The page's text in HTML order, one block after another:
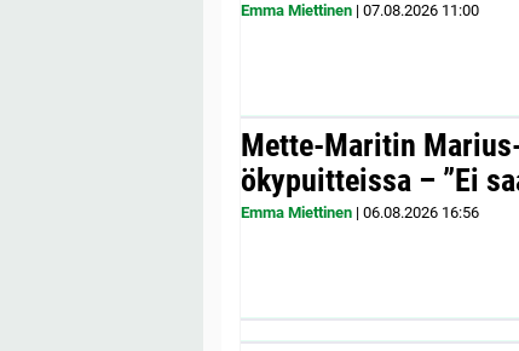
Emma Miettinen | 07.08.2026 11:00
Mette-Maritin
ökypuitteissa – ”Ei
Emma Miettinen | 06.08.2026 16:56